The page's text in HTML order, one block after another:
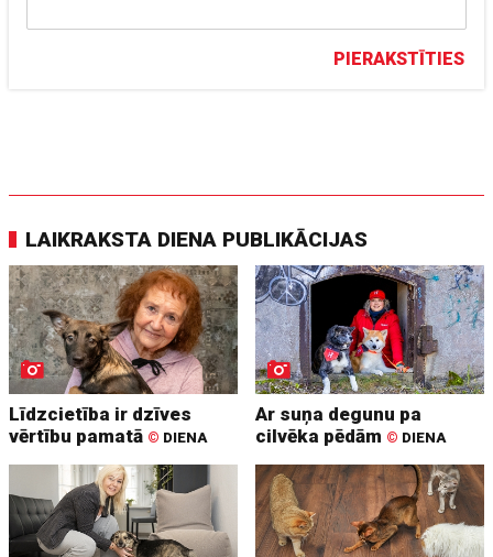
PIERAKSTĪTIES
LAIKRAKSTA DIENA PUBLIKĀCIJAS
Līdzcietība ir dzīves
vērtību pamatā © DIENA
Ar suņa degunu pa
cilvēka pēdām © DIENA